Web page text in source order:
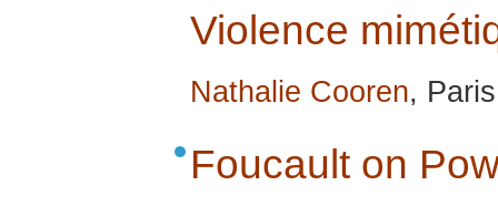
Violence
Nathalie Cooren,
Foucault on